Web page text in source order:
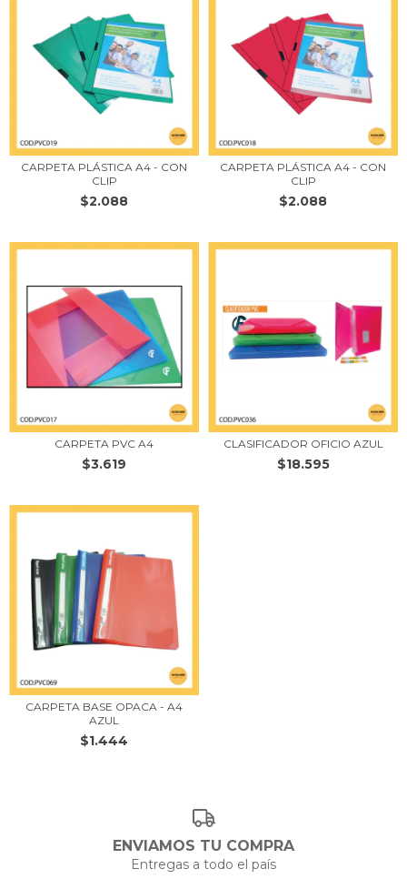
CARPETA PLÁSTICA A4 - CON
CLIP
$2.088
CARPETA PLÁSTICA A4 - CON
CLIP
$2.088
CARPETA PVC A4
$3.619
CLASIFICADOR OFICIO AZUL
$18.595
CARPETA BASE OPACA - A4
AZUL
$1.444
ENVIAMOS TU COMPRA
Entregas a todo el país